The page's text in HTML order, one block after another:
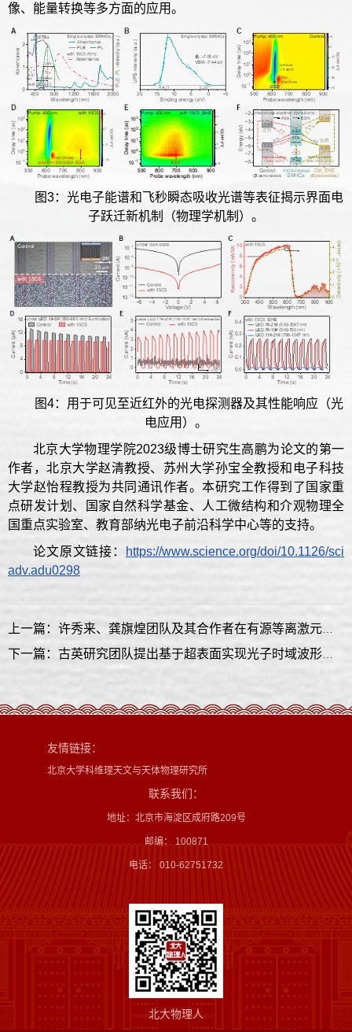
像、能量转换等多方面的应用。
图3：光电子能谱和飞秒瞬态吸收光谱等表征揭示界面电
子跃迁新机制（物理学机制）。
图4：用于可见至近红外的光电探测器及其性能响应（光
电应用）。
北京大学物理学院2023级博士研究生高鹏为论文的第一
作者，北京大学赵清教授、苏州大学孙宝全教授和电子科技
大学赵怡程教授为共同通讯作者。本研究工作得到了国家重
点研发计划、国家自然科学基金、人工微结构和介观物理全
国重点实验室、教育部纳光电子前沿科学中心等的支持。
论文原文链接：
https://www.science.org/doi/10.1126/sci
adv.adu0298
友情链接：
北京大学科维理天文与天体物理研究所
联系我们：
地址：北京市海淀区成府路209号
邮编： 100871
电话： 010-62751732
北大物理人